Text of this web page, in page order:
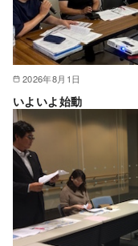
2026年8月1日
いよいよ始動